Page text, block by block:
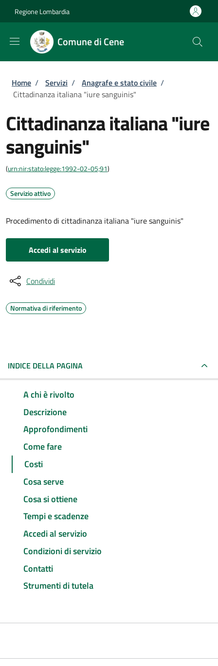
Regione Lombardia
Comune di Cene
Briciole di pane
Home / Servizi / Anagrafe e stato civile /
Cittadinanza italiana "iure sanguinis"
Cittadinanza italiana "iure
sanguinis"
(urn:nir:stato:legge:1992-02-05;91)
Servizio attivo
Procedimento di cittadinanza italiana "iure sanguinis"
Accedi al servizio
Condividi
Normativa di riferimento
INDICE DELLA PAGINA
A chi è rivolto
Descrizione
Approfondimenti
Come fare
Costi
Cosa serve
Cosa si ottiene
Tempi e scadenze
Accedi al servizio
Condizioni di servizio
Contatti
Strumenti di tutela